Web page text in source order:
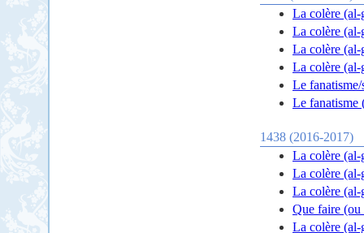
La colère
La colère
La colère
La colère
Le
Le fanatisme
1438 (2016-2017)
La colère (al-
La colère (al-
La colère (al-
Que faire (ou
La colère (al-